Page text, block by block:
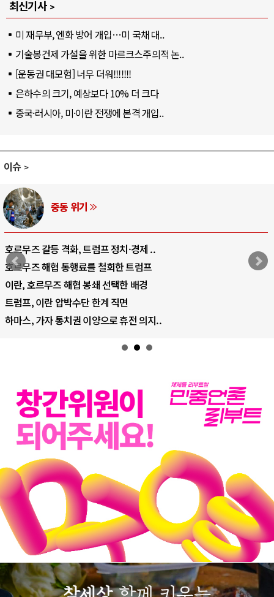
최신기사
미 재무부, 엔화 방어 개입…미 국채 대..
기술봉건제 가설을 위한 마르크스주의적 논..
[운동권 대모험] 너무 더워!!!!!!!
은하수의 크기, 예상보다 10% 더 크다
중국·러시아, 미·이란 전쟁에 본격 개입..
이슈
중동 위기
호르무즈 갈등 격화, 트럼프 정치·경제 ..
호르무즈 해협 통행료를 철회한 트럼프
이란, 호르무즈 해협 봉쇄 선택한 배경
트럼프, 이란 압박수단 한계 직면
하마스, 가자 통치권 이양으로 휴전 의지..